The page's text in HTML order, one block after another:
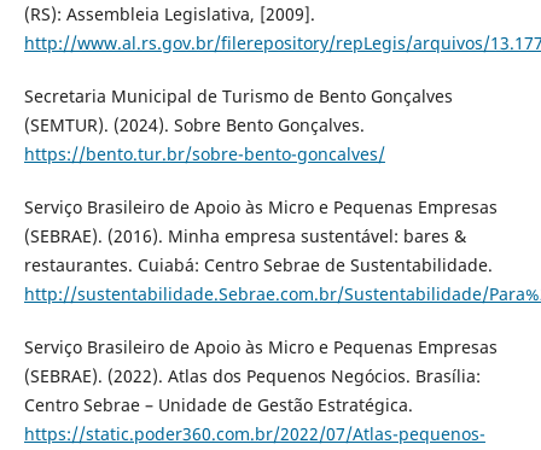
(RS): Assembleia Legislativa, [2009].
http://www.al.rs.gov.br/filerepository/repLegis/arquivos/
Secretaria Municipal de Turismo de Bento Gonçalves
(SEMTUR). (2024). Sobre Bento Gonçalves.
https://bento.tur.br/sobre-bento-goncalves/
Serviço Brasileiro de Apoio às Micro e Pequenas Empresas
(SEBRAE). (2016). Minha empresa sustentável: bares &
restaurantes. Cuiabá: Centro Sebrae de Sustentabilidade.
http://sustentabilidade.Sebrae.com.br/Sustentabilidade/
Serviço Brasileiro de Apoio às Micro e Pequenas Empresas
(SEBRAE). (2022). Atlas dos Pequenos Negócios. Brasília:
Centro Sebrae – Unidade de Gestão Estratégica.
https://static.poder360.com.br/2022/07/Atlas-pequenos-